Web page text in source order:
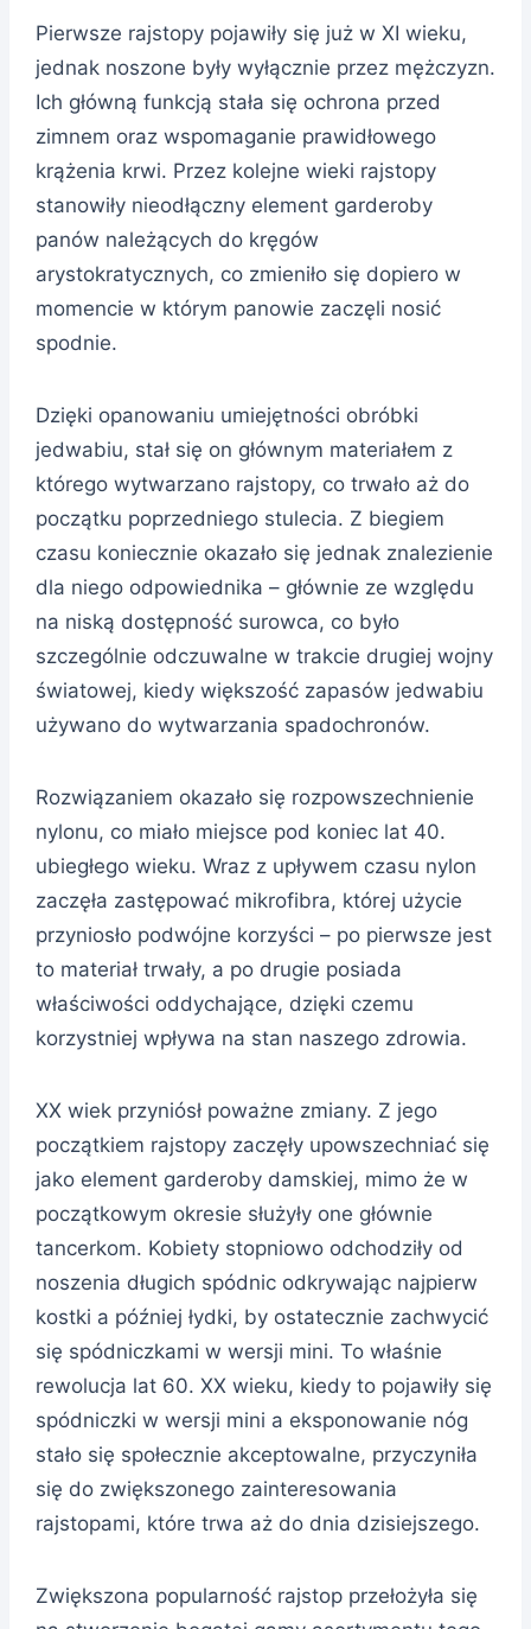
Pierwsze rajstopy pojawiły się już w XI wieku,
jednak noszone były wyłącznie przez mężczyzn.
Ich główną funkcją stała się ochrona przed
zimnem oraz wspomaganie prawidłowego
krążenia krwi. Przez kolejne wieki rajstopy
stanowiły nieodłączny element garderoby
panów należących do kręgów
arystokratycznych, co zmieniło się dopiero w
momencie w którym panowie zaczęli nosić
spodnie.
Dzięki opanowaniu umiejętności obróbki
jedwabiu, stał się on głównym materiałem z
którego wytwarzano rajstopy, co trwało aż do
początku poprzedniego stulecia. Z biegiem
czasu koniecznie okazało się jednak znalezienie
dla niego odpowiednika – głównie ze względu
na niską dostępność surowca, co było
szczególnie odczuwalne w trakcie drugiej wojny
światowej, kiedy większość zapasów jedwabiu
używano do wytwarzania spadochronów.
Rozwiązaniem okazało się rozpowszechnienie
nylonu, co miało miejsce pod koniec lat 40.
ubiegłego wieku. Wraz z upływem czasu nylon
zaczęła zastępować mikrofibra, której użycie
przyniosło podwójne korzyści – po pierwsze jest
to materiał trwały, a po drugie posiada
właściwości oddychające, dzięki czemu
korzystniej wpływa na stan naszego zdrowia.
XX wiek przyniósł poważne zmiany. Z jego
początkiem rajstopy zaczęły upowszechniać się
jako element garderoby damskiej, mimo że w
początkowym okresie służyły one głównie
tancerkom. Kobiety stopniowo odchodziły od
noszenia długich spódnic odkrywając najpierw
kostki a później łydki, by ostatecznie zachwycić
się spódniczkami w wersji mini. To właśnie
rewolucja lat 60. XX wieku, kiedy to pojawiły się
spódniczki w wersji mini a eksponowanie nóg
stało się społecznie akceptowalne, przyczyniła
się do zwiększonego zainteresowania
rajstopami, które trwa aż do dnia dzisiejszego.
Zwiększona popularność rajstop przełożyła się